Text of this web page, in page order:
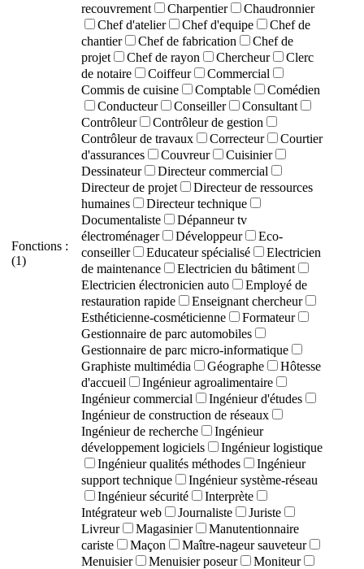
Fonctions :
(1)
recouvrement
Charpentier
Chaudronnier
Chef d'atelier
Chef d'equipe
Chef de
chantier
Chef de fabrication
Chef de
projet
Chef de rayon Chercheur
Clerc
de notaire
Coiffeur
Commercial
Commis de cuisine
Comptable
Comédien
Conducteur
Conseiller
Consultant
Contrôleur
Contrôleur de gestion
Contrôleur de travaux
Correcteur
Courtier
d'assurances
Couvreur
Cuisinier
Dessinateur
Directeur commercial
Directeur de projet
Directeur de ressources
humaines
Directeur technique
Documentaliste
Dépanneur tv
électroménager
Développeur
Eco-
conseiller
Educateur spécialisé
Electricien
de maintenance
Electricien du bâtiment
Electricien électronicien auto
Employé de
restauration rapide
Enseignant chercheur
Esthéticienne-cosméticienne
Formateur
Gestionnaire de parc automobiles
Gestionnaire de parc micro-informatique
Graphiste multimédia
Géographe
Hôtesse
d'accueil
Ingénieur agroalimentaire
Ingénieur commercial
Ingénieur d'études
Ingénieur de construction de réseaux
Ingénieur de recherche
Ingénieur
développement logiciels
Ingénieur logistique
Ingénieur qualités méthodes
Ingénieur
support technique
Ingénieur système-réseau
Ingénieur sécurité
Interprète
Intégrateur web
Journaliste
Juriste
Livreur
Magasinier
Manutentionnaire
cariste
Maçon
Maître-nageur sauveteur
Menuisier
Menuisier poseur
Moniteur